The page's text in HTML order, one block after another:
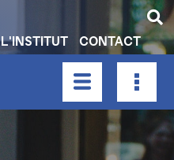
L'INSTITUT CONTACT